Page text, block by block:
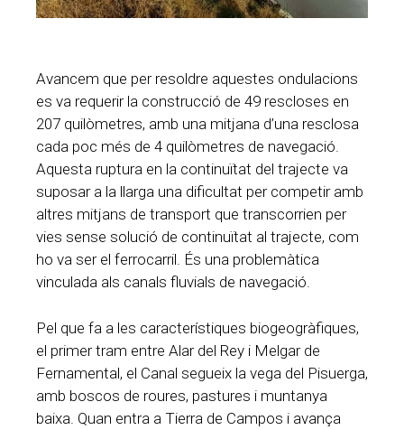
Avancem que per resoldre aquestes ondulacions
es va requerir la construcció de 49 rescloses en
207 quilòmetres, amb una mitjana d’una resclosa
cada poc més de 4 quilòmetres de navegació.
Aquesta ruptura en la continuïtat del trajecte va
suposar a la llarga una dificultat per competir amb
altres mitjans de transport que transcorrien per
vies sense solució de continuïtat al trajecte, com
ho va ser el ferrocarril. És una problemàtica
vinculada als canals fluvials de navegació.
Pel que fa a les característiques biogeogràfiques,
el primer tram entre Alar del Rey i Melgar de
Fernamental, el Canal segueix la vega del Pisuerga,
amb boscos de roures, pastures i muntanya
baixa. Quan entra a Tierra de Campos i avança